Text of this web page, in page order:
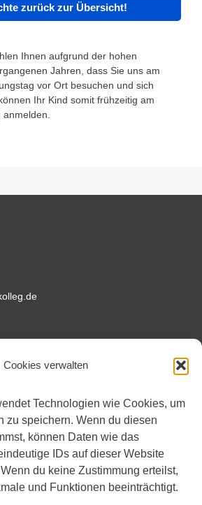
Cookies verwalten
Technologien wie Cookies, um
zu speichern. Wenn du diesen
können Daten wie das
IDs auf dieser Website
du keine Zustimmung erteilst,
und Funktionen beeinträchtigt.
zurück zur Übersicht!
Ihnen aufgrund der hohen
Jahren, dass Sie uns am
vor Ort besuchen und sich
Ihr Kind somit frühzeitig am